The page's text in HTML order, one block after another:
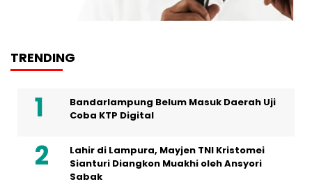
TRENDING
Bandarlampung Belum Masuk Daerah Uji
Coba KTP Digital
Lahir di Lampura, Mayjen TNI Kristomei
Sianturi Diangkon Muakhi oleh Ansyori
Sabak